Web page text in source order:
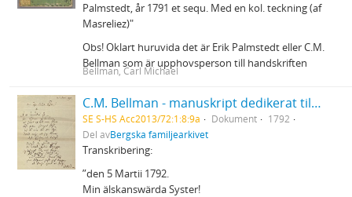
Palmstedt, år 1791 et sequ. Med en kol. teckning (af
Masreliez)"
Obs! Oklart huruvida det är Erik Palmstedt eller C.M.
Bellman som är upphovsperson till handskriften
Bellman, Carl Michael
C.M. Bellman - manuskript dedikerat till Helena Quiding
SE S-HS Acc2013/72:1:8:9a Dokument
1792
Del avBergska familjearkivet
Transkribering:
”den 5 Martii 1792.
Min älskanswärda Syster!